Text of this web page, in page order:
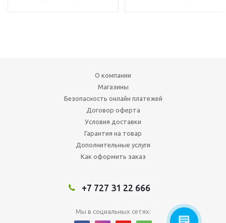
О компании
Магазины
Безопасность онлайн платежей
Договор оферта
Условия доставки
Гарантия на товар
Дополнительные услуги
Как оформить заказ
+7 727 31 22 666
Мы в социальных сетях: